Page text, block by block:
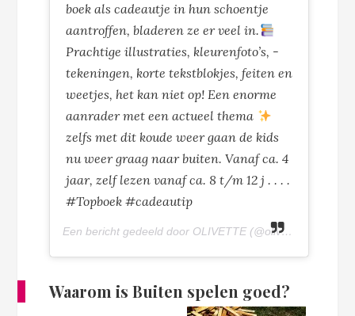
boek als cadeautje in hun schoentje
aantroffen, bladeren ze er veel in.
Prachtige illustraties, kleurenfoto’s, -
tekeningen, korte tekstblokjes, feiten en
weetjes, het kan niet op! Een enorme
aanrader met een actueel thema
zelfs met dit koude weer gaan de kids
nu weer graag naar buiten. Vanaf ca. 4
jaar, zelf lezen vanaf ca. 8 t/m 12 j . . . .
#Topboek #cadeautip
Een bericht gedeeld door OLIVETTE (@olivettepuntnl) op
Waarom is Buiten spelen goed?